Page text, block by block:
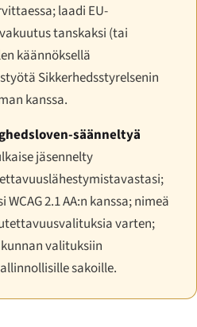
laadi EU-
tanskaksi (tai
käännöksellä
Sikkerhedsstyrelsenin
kanssa.
säänneltyä
jäsennelty
2.1 AA:n kanssa; nimeä
varten;
valituksiin
sakoille.